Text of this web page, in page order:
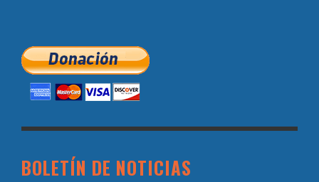
BOLETÍN DE NOTICIAS